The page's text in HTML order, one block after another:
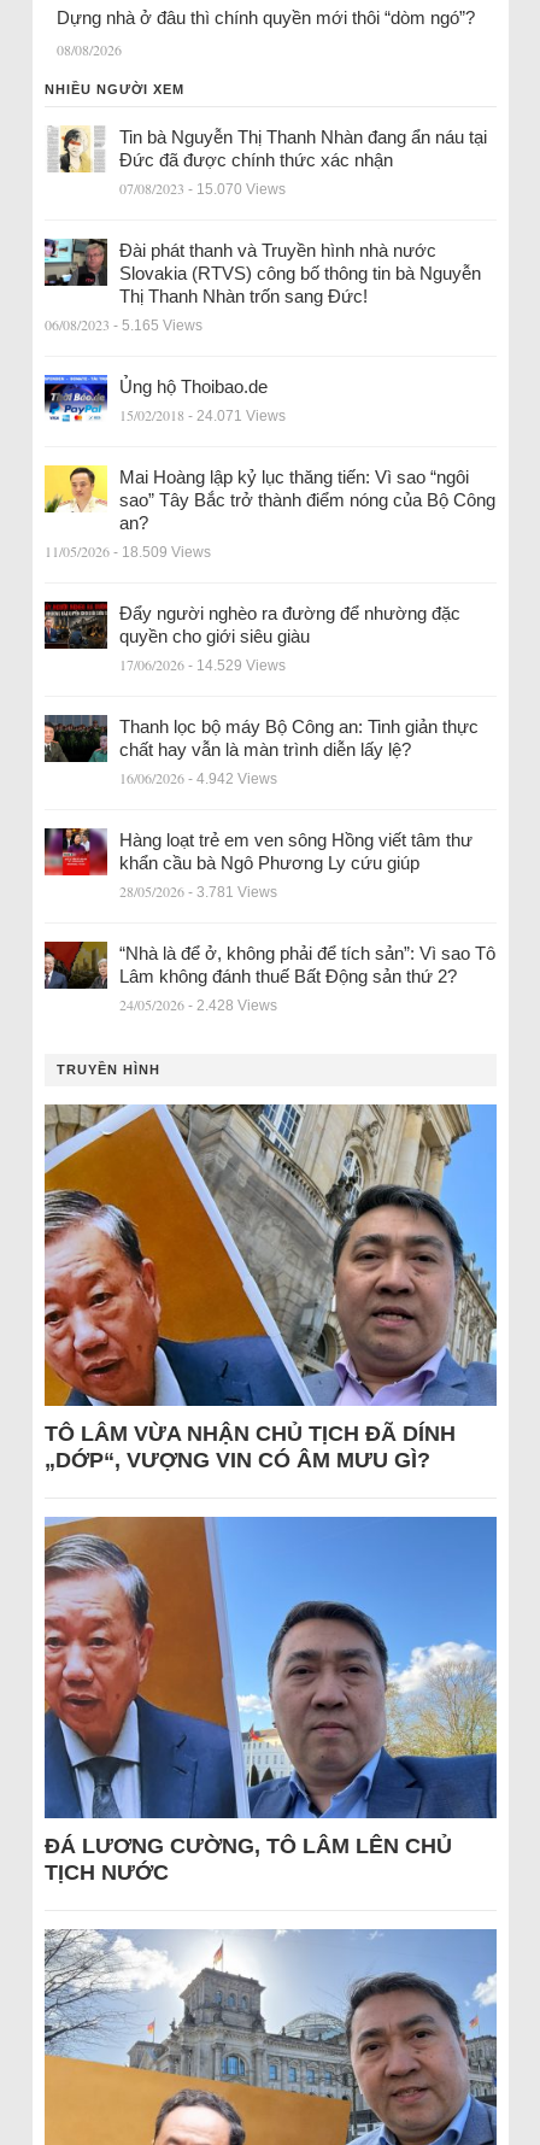
Dựng nhà ở đâu thì chính quyền mới thôi “dòm ngó”?
08/08/2026
NHIỀU NGƯỜI XEM
Tin bà Nguyễn Thị Thanh Nhàn đang ẩn náu tại
Đức đã được chính thức xác nhận
07/08/2023 - 15.070 Views
Đài phát thanh và Truyền hình nhà nước
Slovakia (RTVS) công bố thông tin bà Nguyễn
Thị Thanh Nhàn trốn sang Đức!
06/08/2023 - 5.165 Views
Ủng hộ Thoibao.de
15/02/2018 - 24.071 Views
Mai Hoàng lập kỷ lục thăng tiến: Vì sao “ngôi
sao” Tây Bắc trở thành điểm nóng của Bộ Công
an?
11/05/2026 - 18.509 Views
Đẩy người nghèo ra đường để nhường đặc
quyền cho giới siêu giàu
17/06/2026 - 14.529 Views
Thanh lọc bộ máy Bộ Công an: Tinh giản thực
chất hay vẫn là màn trình diễn lấy lệ?
16/06/2026 - 4.942 Views
Hàng loạt trẻ em ven sông Hồng viết tâm thư
khẩn cầu bà Ngô Phương Ly cứu giúp
28/05/2026 - 3.781 Views
“Nhà là để ở, không phải để tích sản”: Vì sao Tô
Lâm không đánh thuế Bất Động sản thứ 2?
24/05/2026 - 2.428 Views
TRUYỀN HÌNH
TÔ LÂM VỪA NHẬN CHỦ TỊCH ĐÃ DÍNH
„DỚP“, VƯỢNG VIN CÓ ÂM MƯU GÌ?
ĐÁ LƯƠNG CƯỜNG, TÔ LÂM LÊN CHỦ
TỊCH NƯỚC